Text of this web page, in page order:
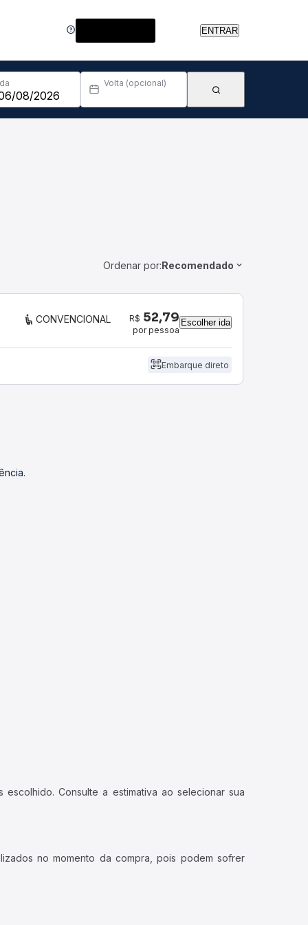
ENTRAR
Volta (opcional)
Ordenar por:Recomendado
CONVENCIONAL R$ 52,79
por pessoa
Escolher ida
Embarque direto
Consulte a estimativa ao selecionar sua
no momento da compra, pois podem sofrer